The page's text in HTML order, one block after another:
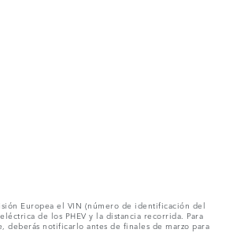
Europea el VIN (número de identificación del
de los PHEV y la distancia recorrida. Para
deberás notificarlo antes de finales de marzo para